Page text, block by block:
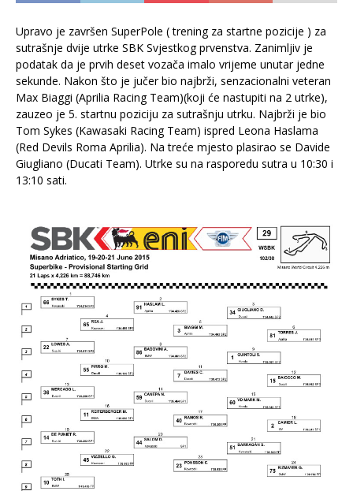
Upravo je završen SuperPole ( trening za startne pozicije ) za
sutrašnje dvije utrke SBK Svjestkog prvenstva. Zanimljiv je
podatak da je prvih deset vozača imalo vrijeme unutar jedne
sekunde. Nakon što je jučer bio najbrži, senzacionalni veteran
Max Biaggi (Aprilia Racing Team)(koji će nastupiti na 2 utrke),
zauzeo je 5. startnu poziciju za sutrašnju utrku. Najbrži je bio
Tom Sykes (Kawasaki Racing Team) ispred Leona Haslama
(Red Devils Roma Aprilia). Na treće mjesto plasirao se Davide
Giugliano (Ducati Team). Utrke su na rasporedu sutra u 10:30 i
13:10 sati.